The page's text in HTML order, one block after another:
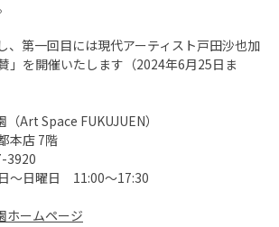
、第一回目には現代アーティスト戸田沙也加
」を開催いたします（2024年6月25日ま
Art Space FUKUJUEN）
本店 7階
～日曜日 11:00～17:30
ホームページ